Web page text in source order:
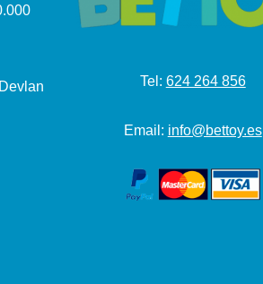
Tel: 624 264 856
Email: info@bettoy.es